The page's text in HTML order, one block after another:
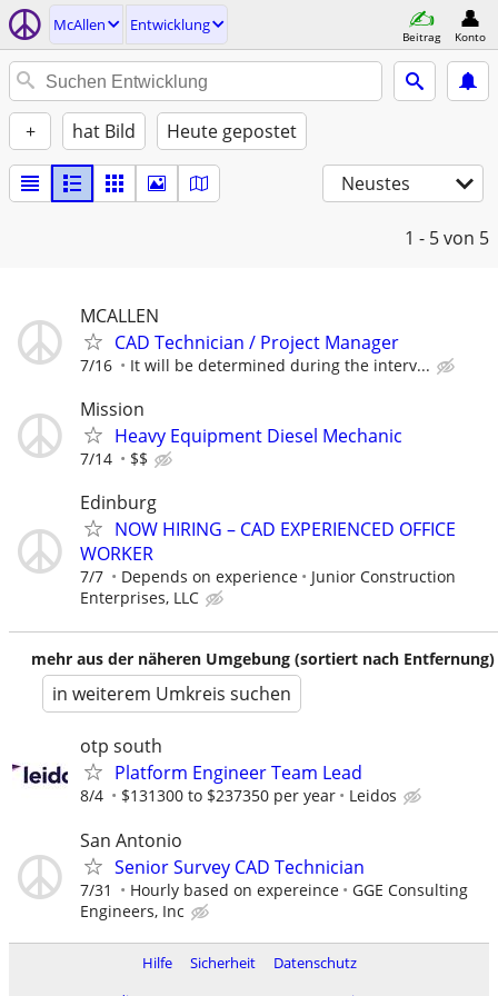
McAllen Entwicklung
Beitrag Konto
+ hat Bild Heute gepostet
Neustes
1 - 5von 5
MCALLEN
CAD Technician / Project Manager
7/16 It will be determined during the interv...
Mission
Heavy Equipment Diesel Mechanic
7/14 $$
Edinburg
NOW HIRING – CAD EXPERIENCED OFFICE
WORKER
7/7 Depends on experience
Junior Construction
Enterprises, LLC
mehr aus der näheren Umgebung (sortiert nach Entfernung)
in weiterem Umkreis suchen
otp south
Platform Engineer Team Lead
8/4 $131300 to $237350 per year Leidos
San Antonio
Senior Survey CAD Technician
7/31 Hourly based on expereince
GGE Consulting
Engineers, Inc
Hilfe Sicherheit
Datenschutz